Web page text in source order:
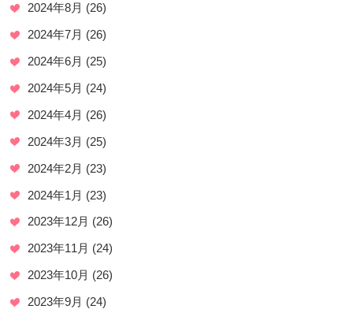
2024年8月 (26)
2024年7月 (26)
2024年6月 (25)
2024年5月 (24)
2024年4月 (26)
2024年3月 (25)
2024年2月 (23)
2024年1月 (23)
2023年12月 (26)
2023年11月 (24)
2023年10月 (26)
2023年9月 (24)